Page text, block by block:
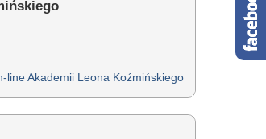
line Akademii Leona Koźmińskiego